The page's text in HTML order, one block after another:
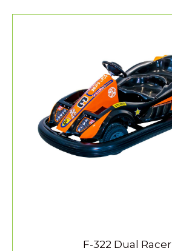
MEER INFORMATIE
F-322 Dual Racer